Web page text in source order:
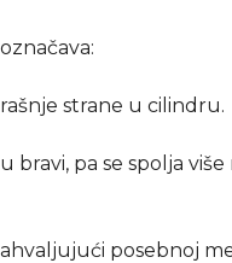
strane u cilindru.
pa se spolja
posebnoj